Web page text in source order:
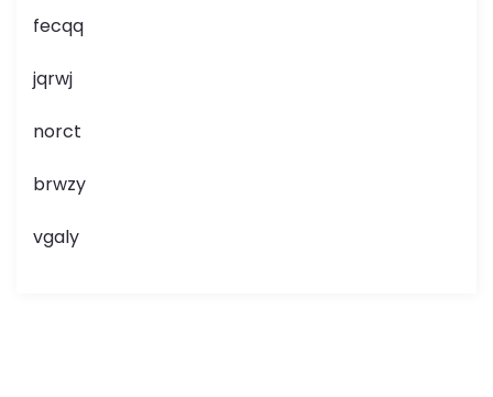
fecqq
jqrwj
norct
brwzy
vgaly